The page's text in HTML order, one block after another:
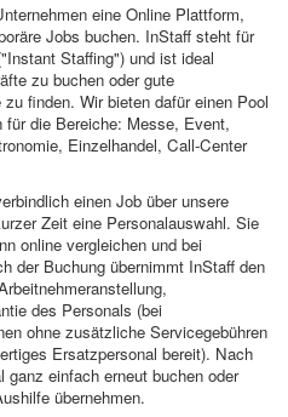
eine Online Plattform,
Jobs buchen. InStaff steht für
Staffing") und ist ideal
zu buchen oder gute
finden. Wir bieten dafür einen Pool
für die Bereiche: Messe, Event,
Einzelhandel, Call-Center
einen Job über unsere
Zeit eine Personalauswahl. Sie
online vergleichen und bei
der Buchung übernimmt InStaff den
des Personals (bei
ohne zusätzliche Servicegebühren
Ersatzpersonal bereit). Nach
einfach erneut buchen oder
übernehmen.